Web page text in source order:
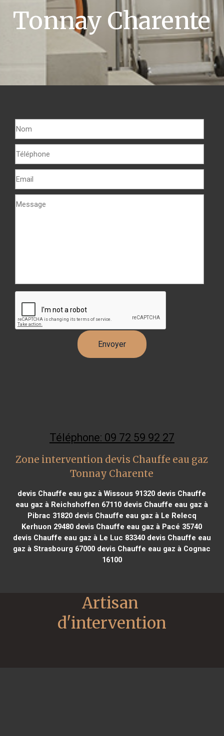
Tonnay Charente
Téléphone: 09 72 59 92 27
Zone intervention devis Chauffe eau gaz
Tonnay Charente
devis Chauffe eau gaz à Wissous 91320 devis Chauffe
eau gaz à Reichshoffen 67110 devis Chauffe eau gaz à
Pibrac 31820devis Chauffe eau gaz à Le Relecq
Kerhuon 29480 devis Chauffe eau gaz à Pacé 35740
devis Chauffe eau gaz à Le Luc 83340devis Chauffe eau
gaz à Strasbourg 67000 devis Chauffe eau gaz à Cognac
16100
Artisan
d'intervention